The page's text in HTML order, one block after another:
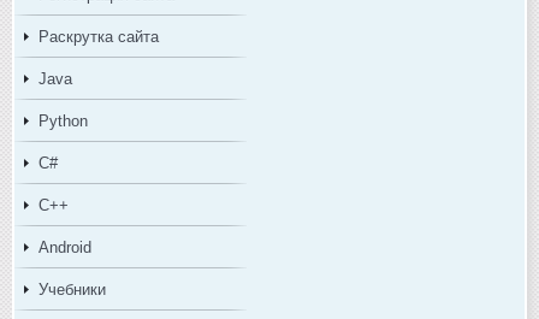
Раскрутка сайта
Java
Python
C#
C++
Android
Учебники